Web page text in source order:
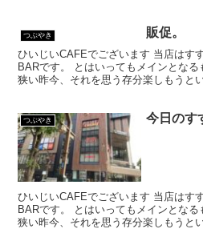
つぶやき 販促。
ひいじいCAFEでございます 当店はす
BARです。 とはいってもメインとな
狭い昨今、それを思う存分楽しもうと
つぶやき 今日のす
ひいじいCAFEでございます 当店はす
BARです。 とはいってもメインとな
狭い昨今、それを思う存分楽しもうと